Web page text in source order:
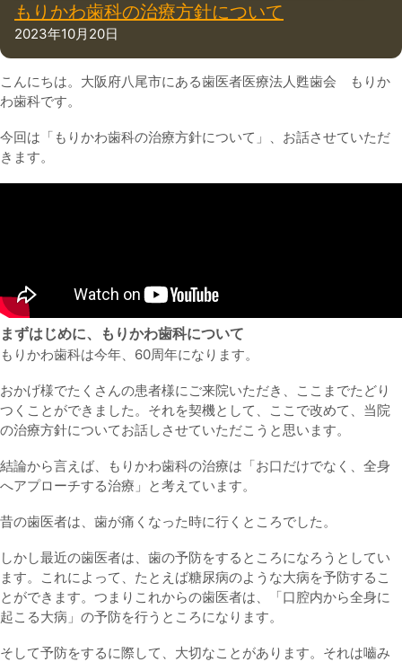
もりかわ歯科の治療方針について
2023年10月20日
こんにちは。大阪府八尾市にある歯医者医療法人甦歯会 もりか
わ歯科です。
今回は「もりかわ歯科の治療方針について」、お話させていただ
きます。
まずはじめに、もりかわ歯科について
もりかわ歯科は今年、60周年になります。
おかげ様でたくさんの患者様にご来院いただき、ここまでたどり
つくことができました。それを契機として、ここで改めて、当院
の治療方針についてお話しさせていただこうと思います。
結論から言えば、もりかわ歯科の治療は「お口だけでなく、全身
へアプローチする治療」と考えています。
昔の歯医者は、歯が痛くなった時に行くところでした。
しかし最近の歯医者は、歯の予防をするところになろうとしてい
ます。これによって、たとえば糖尿病のような大病を予防するこ
とができます。つまりこれからの歯医者は、「口腔内から全身に
起こる大病」の予防を行うところになります。
そして予防をするに際して、大切なことがあります。それは嚙み